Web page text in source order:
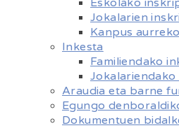
Eskolako
Jokalarien
Kanpus
Inkesta
Familiendako
Jokalariendako
Araudia eta barne
Egungo
Dokumentuen